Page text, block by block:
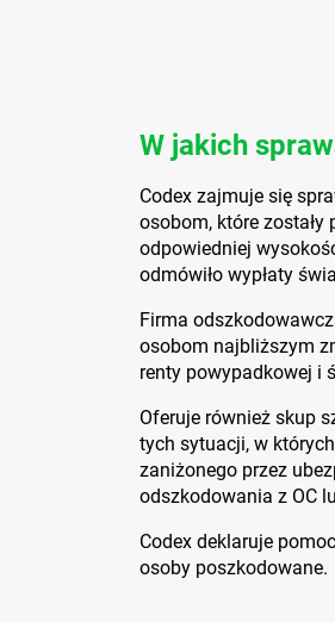
W jakich
Codex zajmuje się
osobom, które
odpowiedniej
odmówiło wypłaty
Firma
osobom najbliższym
renty powypadkowej i
Oferuje również skup
tych sytuacji, w
zaniżonego przez
odszkodowania z OC
Codex deklaruje
osoby poszkodowane.